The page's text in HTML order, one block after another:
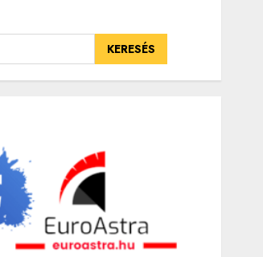
KERESÉS